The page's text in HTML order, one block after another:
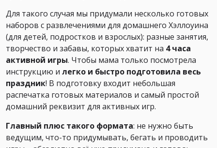
Для такого случая мы придумали несколько готовых
наборов с развлечениями для домашнего Хэллоуина
(для детей, подростков и взрослых): разные занятия,
творчество и забавы, которых хватит на 4 часа
активной игры. Чтобы мама только посмотрела
инструкцию и легко и быстро подготовила весь
праздник! В подготовку входит небольшая
распечатка готовых материалов и самый простой
домашний реквизит для активных игр.
Главный плюс такого формата: не нужно быть
ведущим, что-то придумывать, бегать и проводить